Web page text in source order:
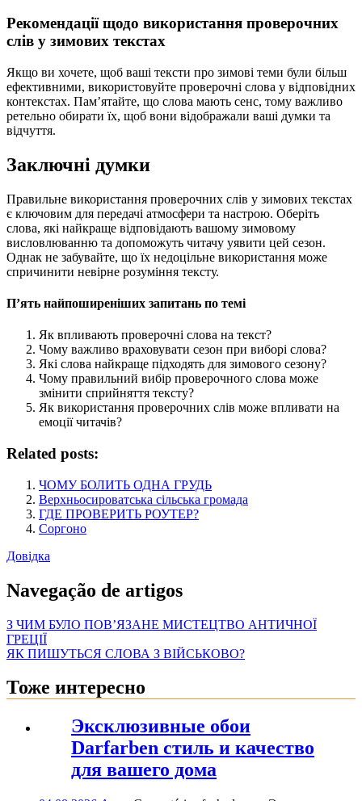
Рекомендації щодо використання проверочних
слів у зимових текстах
Якщо ви хочете, щоб ваші тексти про зимові теми були більш
ефективними, використовуйте проверочні слова у відповідних
контекстах. Пам’ятайте, що слова мають сенс, тому важливо
ретельно обирати їх, щоб вони відображали ваші думки та
відчуття.
Заключні думки
Правильне використання проверочних слів у зимових текстах
є ключовим для передачі атмосфери та настрою. Оберіть
слова, які найкраще відповідають вашому зимовому
висловлюванню та допоможуть читачу уявити цей сезон.
Однак не забувайте, що їх недоцільне використання може
спричинити невірне розуміння тексту.
П’ять найпоширеніших запитань по темі
Як впливають проверочні слова на текст?
Чому важливо враховувати сезон при виборі слова?
Які слова найкраще підходять для зимового сезону?
Чому правильний вибір проверочного слова може
змінити сприйняття тексту?
Як використання проверочних слів може впливати на
емоції читачів?
Related posts:
ЧОМУ БОЛИТЬ ОДНА ГРУДЬ
Верхньосироватська сільська громада
ГДЕ ПРОВЕРИТЬ РОУТЕР?
Соргоно
Довідка
Navegação de artigos
З ЧИМ БУЛО ПОВ’ЯЗАНЕ МИСТЕЦТВО АНТИЧНОЇ
ГРЕЦІЇ
ЯК ПИШУТЬСЯ СЛОВА З ВІЙСЬКОВО?
Тоже интересно
Эксклюзивные обои
Darfarben стиль и качество
для вашего дома